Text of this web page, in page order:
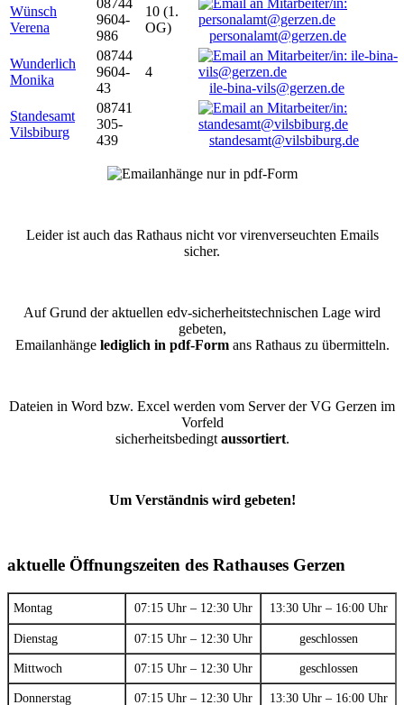
Wünsch
Verena
9604-
986
10 (1.
OG)
personalamt@gerzen.de
Wunderlich
Monika
08744
9604-
43
4
ile-bina-vils@gerzen.de
Standesamt
Vilsbiburg
08741
305-
439
standesamt@vilsbiburg.de
Leider ist auch das Rathaus nicht vor virenverseuchten Emails
sicher.
Auf Grund der aktuellen edv-sicherheitstechnischen Lage wird
gebeten,
Emailanhänge lediglich in pdf-Formans Rathaus zu übermitteln.
Dateien in Word bzw. Excel werden vom Server der VG Gerzen im
Vorfeld
sicherheitsbedingt aussortiert.
Um Verständnis wird gebeten!
aktuelle Öffnungszeiten des Rathauses Gerzen
Montag 07:15 Uhr – 12:30 Uhr 13:30 Uhr – 16:00 Uhr
Dienstag 07:15 Uhr – 12:30 Uhr geschlossen
Mittwoch 07:15 Uhr – 12:30 Uhr geschlossen
Donnerstag 07:15 Uhr – 12:30 Uhr 13:30 Uhr – 16:00 Uhr